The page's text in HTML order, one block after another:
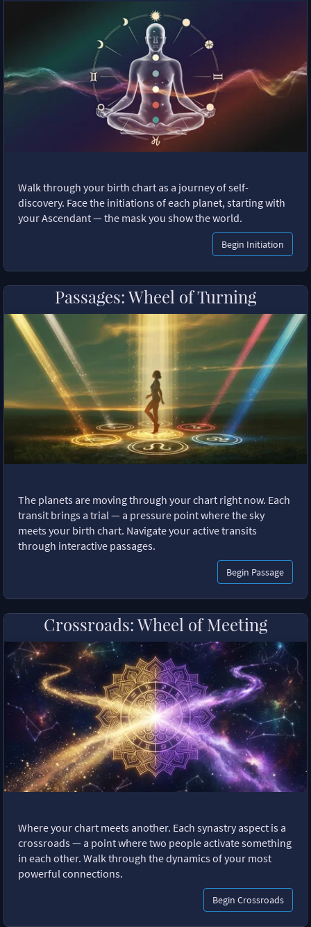
Walk through your birth chart as a journey of self-
discovery. Face the initiations of each planet, starting with
your Ascendant — the mask you show the world.
Begin Initiation
Passages: Wheel of Turning
The planets are moving through your chart right now. Each
transit brings a trial — a pressure point where the sky
meets your birth chart. Navigate your active transits
through interactive passages.
Begin Passage
Crossroads: Wheel of Meeting
Where your chart meets another. Each synastry aspect is a
crossroads — a point where two people activate something
in each other. Walk through the dynamics of your most
powerful connections.
Begin Crossroads